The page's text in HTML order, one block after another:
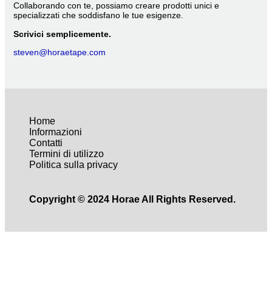
Collaborando con te, possiamo creare prodotti unici e
specializzati che soddisfano le tue esigenze.
Scrivici semplicemente.
steven@horaetape.com
Home
Informazioni
Contatti
Termini di utilizzo
Politica sulla privacy
Copyright © 2024 Horae All Rights Reserved.